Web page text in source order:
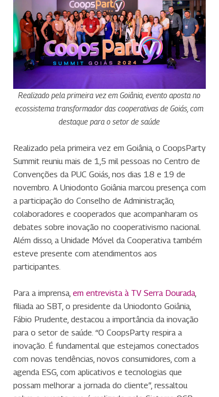
Realizado pela primeira vez em Goiânia, evento aposta no
ecossistema transformador das cooperativas de Goiás, com
destaque para o setor de saúde
Realizado pela primeira vez em Goiânia, o CoopsParty
Summit reuniu mais de 1,5 mil pessoas no Centro de
Convenções da PUC Goiás, nos dias 18 e 19 de
novembro. A Uniodonto Goiânia marcou presença com
a participação do Conselho de Administração,
colaboradores e cooperados que acompanharam os
debates sobre inovação no cooperativismo nacional.
Além disso, a Unidade Móvel da Cooperativa também
esteve presente com atendimentos aos
participantes.
Para a imprensa, em entrevista à TV Serra Dourada,
filiada ao SBT, o presidente da Uniodonto Goiânia,
Fábio Prudente, destacou a importância da inovação
para o setor de saúde. “O CoopsParty respira a
inovação. É fundamental que estejamos conectados
com novas tendências, novos consumidores, com a
agenda ESG, com aplicativos e tecnologias que
possam melhorar a jornada do cliente”, ressaltou